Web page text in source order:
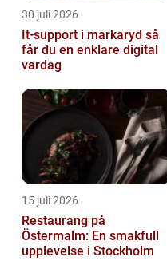
30 juli 2026
It-support i markaryd så
får du en enklare digital
vardag
15 juli 2026
Restaurang på
Östermalm: En smakfull
upplevelse i Stockholm